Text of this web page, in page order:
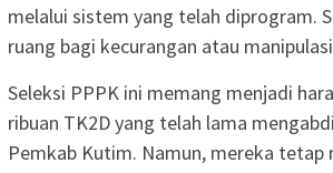
melalui sistem yang telah diprogram.
ruang bagi kecurangan atau
Seleksi PPPK ini memang menjadi
ribuan TK2D yang telah lama
Pemkab Kutim. Namun, mereka tetap